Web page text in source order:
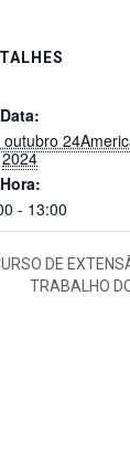
Data:
2024
Hora:
- 13:00
DE
TRABALHO